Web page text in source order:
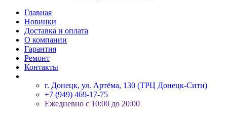
Главная
Новинки
Доставка и оплата
О компании
Гарантия
Ремонт
Контакты
г. Донецк, ул. Артёма, 130 (ТРЦ Донецк-Сити)
+7 (949) 469-17-75
Ежедневно с 10:00 до 20:00